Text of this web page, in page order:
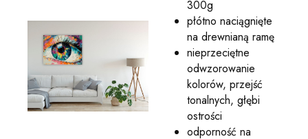
300g
płótno naciągnięte
na drewnianą ramę
nieprzeciętne
odwzorowanie
kolorów, przejść
tonalnych, głębi
ostrości
odporność na